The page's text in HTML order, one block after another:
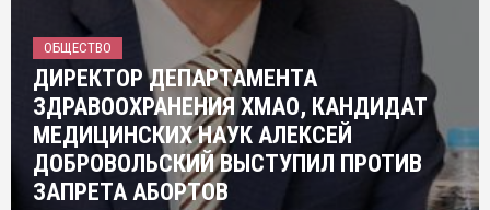
ОБЩЕСТВО
ДИРЕКТОР ДЕПАРТАМЕНТА
ЗДРАВООХРАНЕНИЯ ХМАО, КАНДИДАТ
МЕДИЦИНСКИХ НАУК АЛЕКСЕЙ
ДОБРОВОЛЬСКИЙ ВЫСТУПИЛ ПРОТИВ
ЗАПРЕТА АБОРТОВ